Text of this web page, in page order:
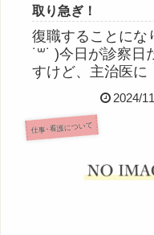
取り急ぎ！
復職することにな
˙꒳​˙ )今日が診察
すけど、主治医に
と勤務時間を相談
てみてもいいで
われたことを職場
つから復帰かはま
師に戻ります！不
2024/
仕事･看護について